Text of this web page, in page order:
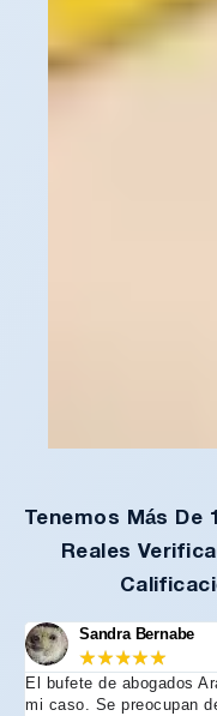
Tenemos Más De
Reales
Sandra Bernabe
★★★★★
El bufete de abogados
mi caso. Se preocupan